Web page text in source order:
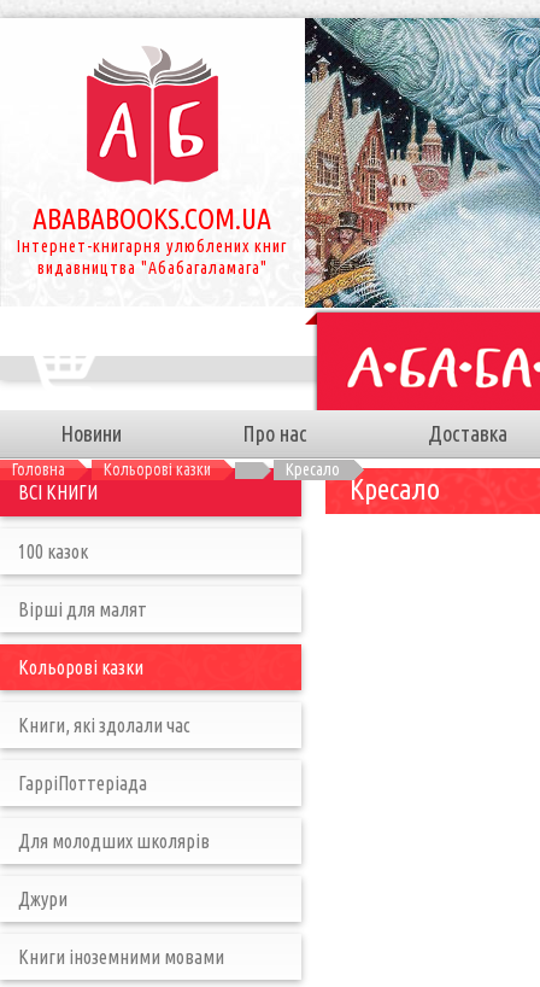
ABABABOOKS.COM.UA
Інтернет-книгарня улюблених книг
видавництва "Абабагаламага"
Новини Про нас Доставка
Головна Кольорові казки Кресало
Кресало
ВСІ КНИГИ
100 казок
Вірші для малят
Кольорові казки
Книги, які здолали час
ГарріПоттеріада
Для молодших школярів
Джури
Книги іноземними мовами